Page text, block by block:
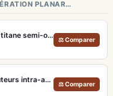
PLANAR…
Shanling MG800 – Écouteurs IEM titane semi-ouverts, tuning modulaire
⚖ Comparer
Earsonics Elements Forest – Écouteurs intra-auriculaires audiophiles 3 voies
⚖ Comparer